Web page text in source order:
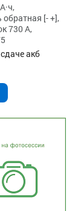
[- +],
730 А,
акб